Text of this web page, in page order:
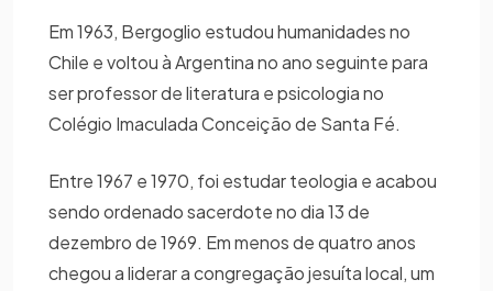
Em 1963, Bergoglio estudou humanidades no
Chile e voltou à Argentina no ano seguinte para
ser professor de literatura e psicologia no
Colégio Imaculada Conceição de Santa Fé.
Entre 1967 e 1970, foi estudar teologia e acabou
sendo ordenado sacerdote no dia 13 de
dezembro de 1969. Em menos de quatro anos
chegou a liderar a congregação jesuíta local, um